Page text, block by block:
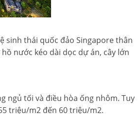
sinh thái quốc đảo Singapore thân
nước kéo dài dọc dự án, cây lớn
ngủ tối và điều hòa ống nhôm. Tuy
triệu/m2 đến 60 triệu/m2.